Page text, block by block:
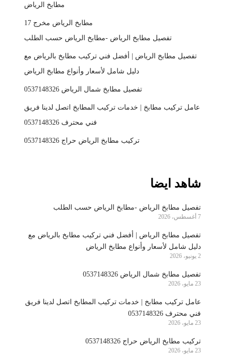
مطابخ الرياض
مطابخ الرياض مخرج 17
تفصيل مطابخ الرياض -مطابخ الرياض حسب الطلب
تفصيل مطابخ الرياض | أفضل فني تركيب مطابخ بالرياض مع
دليل شامل لأسعار وأنواع مطابخ الرياض
تفصيل مطابخ شمال الرياض 0537148326
عامل تركيب مطابخ | خدمات تركيب المطابخ اتصل لدينا فريق
فني محترف 0537148326
تركيب مطابخ الرياض حراج 0537148326
شاهد ايضا
تفصيل مطابخ الرياض -مطابخ الرياض حسب الطلب
7 أغسطس، 2026
تفصيل مطابخ الرياض | أفضل فني تركيب مطابخ بالرياض مع
دليل شامل لأسعار وأنواع مطابخ الرياض
2 يونيو، 2026
تفصيل مطابخ شمال الرياض 0537148326
23 مايو، 2026
عامل تركيب مطابخ | خدمات تركيب المطابخ اتصل لدينا فريق
فني محترف 0537148326
23 مايو، 2026
تركيب مطابخ الرياض حراج 0537148326
23 مايو، 2026